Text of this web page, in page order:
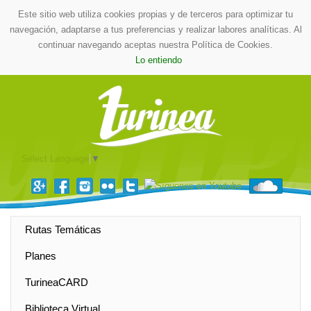
Este sitio web utiliza cookies propias y de terceros para optimizar tu
navegación, adaptarse a tus preferencias y realizar labores analíticas. Al
continuar navegando aceptas nuestra Política de Cookies.
Lo entiendo
▼
Rutas Temáticas
Planes
TurineaCARD
Biblioteca Virtual